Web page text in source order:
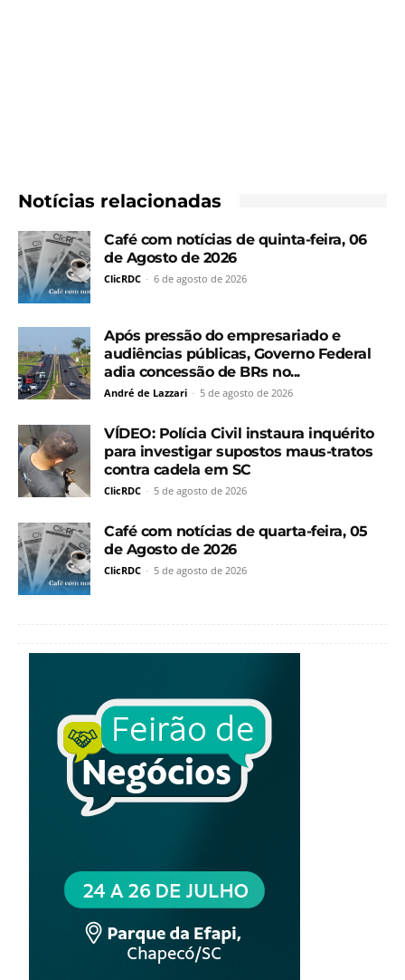
Notícias relacionadas
Café com notícias de quinta-feira, 06
de Agosto de 2026
ClicRDC - 6 de agosto de 2026
Após pressão do empresariado e
audiências públicas, Governo Federal
adia concessão de BRs no...
André de Lazzari - 5 de agosto de 2026
VÍDEO: Polícia Civil instaura inquérito
para investigar supostos maus-tratos
contra cadela em SC
ClicRDC - 5 de agosto de 2026
Café com notícias de quarta-feira, 05
de Agosto de 2026
ClicRDC - 5 de agosto de 2026